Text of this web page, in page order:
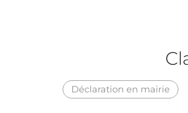
Déclaration en mairie